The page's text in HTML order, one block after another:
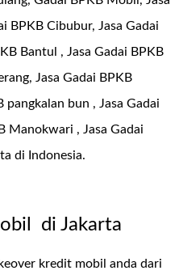
BPKB Cibubur, Jasa Gadai
Bantul , Jasa Gadai BPKB
Jasa Gadai BPKB
pangkalan bun , Jasa Gadai
Manokwari , Jasa Gadai
di Indonesia.
di Jakarta
kredit mobil anda dari